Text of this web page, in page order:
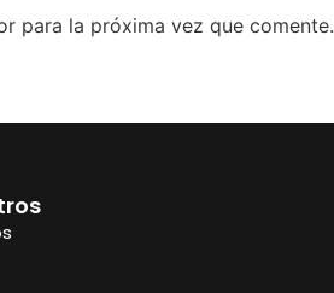
para la próxima vez que comente.